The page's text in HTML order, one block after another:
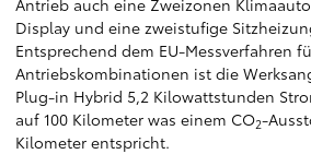
Antrieb auch eine Zweizonen
Display und eine zweistufige
Entsprechend dem EU-Messverfahren
Antriebskombinationen ist die
Plug-in Hybrid 5,2 Kilowattstunden
auf 100 Kilometer was einem CO2-
Kilometer entspricht.